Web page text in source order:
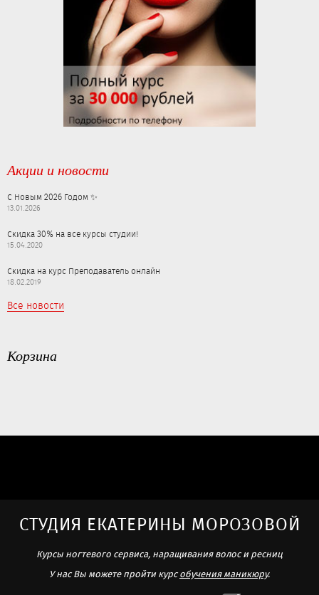
Акции и новости
С Новым 2026 Годом ✨
13.01.2026
Скидка 30% на все курсы студии!
15.04.2020
Скидка на курс Преподаватель онлайн
18.02.2019
Все новости
Корзина
СТУДИЯ ЕКАТЕРИНЫ МОРОЗОВОЙ
Курсы ногтевого сервиса, наращивания волос и ресниц
У нас Вы можете пройти курсобучения маникюру.